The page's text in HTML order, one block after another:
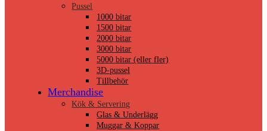
Pussel
1000 bitar
1500 bitar
2000 bitar
3000 bitar
5000 bitar (eller fler)
3D-pussel
Tillbehör
Merchandise
Kök & Servering
Glas & Underlägg
Muggar & Koppar